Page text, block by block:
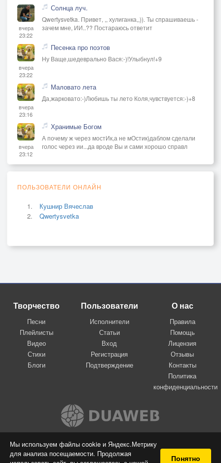
Мы используем файлы cookie и Яндекс.Метрику
для анализа посещаемости. Продолжая
Понятно
вчера
23:22
Солнца луч.
Qwertysvetka. Привет, ,, хулиганка,,)). Ты спрашиваешь -
зачем мне, ИИ..?? Постараюсь ответит
вчера
23:22
Песенка про поэтов
Ну Ваще,шедеврально Вася:-)!Улыбнул!+9
вчера
23:16
Маловато лета
Да,жарковато:-)Любишь ты лето Коля,чувствуется:-)+8
вчера
23:12
Хранимые Богом
А почему ж через мостИк,а не мОстик)даблом сделали
голос через ии...да вроде Вы и сами хорошо справл
ПОЛЬЗОВАТЕЛИ ОНЛАЙН
Кушнир Вячеслав
Qwertysvetka
Творчество
Песни
Плейлисты
Видео
Стихи
Блоги
Пользователи
Исполнители
Статьи
Вход
Регистрация
Подтверждение
О нас
Правила
Помощь
Лицензия
Отзывы
Контакты
Политика
конфиденциальности
Вконтакте
© 2009-2026 Я-пою